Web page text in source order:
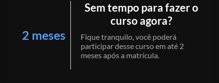
2 meses
Sem tempo para fazer o
curso agora?
Fique tranquilo, você poderá
participar desse curso em até 2
meses após a matrícula.